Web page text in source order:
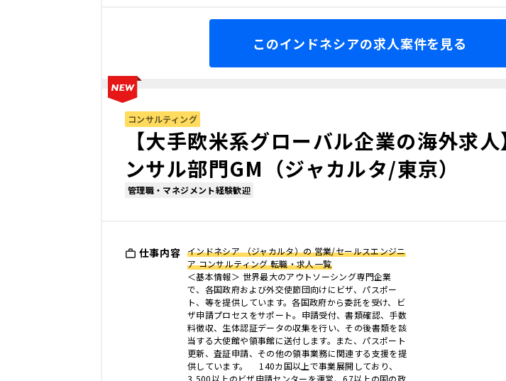
このインドネシアの求人案件を見る
コンサルティング
【大手欧米系グローバル企業の海外求
ンサル部門GM（ジャカルタ/東京）
管理職・マネジメント経験歓迎
仕事内容 インドネシア （ジャカルタ）の 営業/セールスエンジニ
ア コンサルティング 転職・求人一覧
＜基本情報＞ 世界最大のアウトソーシング専門企業
で、各国政府および外交使節団向けにビザ、パスポー
ト、等を提供しています。各国政府から委託を受け、ビ
ザ申請プロセスをサポート。申請受付、書類確認、手数
料徴収、生体認証データの収集を行い、その後書類を該
当する大使館や領事館に送付します。また、パスポート
更新、査証申請、その他の領事業務に関連する支援を提
供しています。 140カ国以上で事業展開しており、
3,500以上のビザ申請センターを運営、67以上の国の政